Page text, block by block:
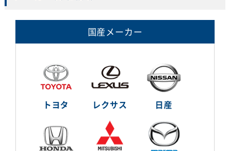
国産メーカー
トヨタ レクサス 日産